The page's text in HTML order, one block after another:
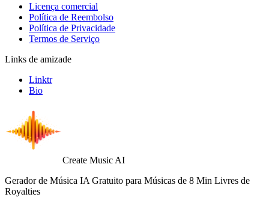
Licença comercial
Política de Reembolso
Política de Privacidade
Termos de Serviço
Links de amizade
Linktr
Bio
Create Music AI
Gerador de Música IA Gratuito para Músicas de 8 Min Livres de
Royalties